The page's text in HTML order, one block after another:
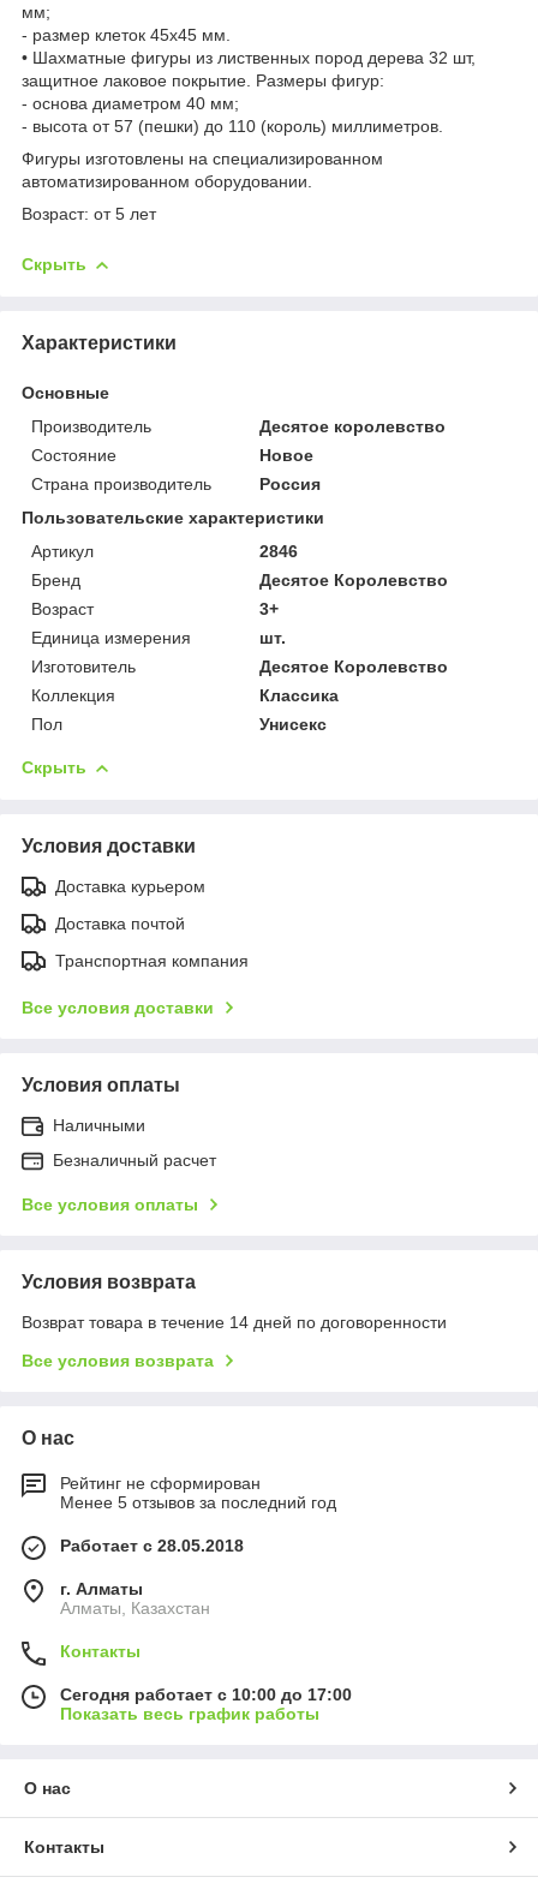
мм;
- размер клеток 45х45 мм.
• Шахматные фигуры из лиственных пород дерева 32 шт,
защитное лаковое покрытие. Размеры фигур:
- основа диаметром 40 мм;
- высота от 57 (пешки) до 110 (король) миллиметров.
Фигуры изготовлены на специализированном
автоматизированном оборудовании.
Возраст: от 5 лет
Скрыть
Характеристики
Основные
Производитель
Десятое королевство
Состояние
Новое
Страна производитель
Россия
Пользовательские характеристики
Артикул
2846
Бренд
Десятое Королевство
Возраст
3+
Единица измерения
шт.
Изготовитель
Десятое Королевство
Коллекция
Классика
Пол
Унисекс
Скрыть
Условия доставки
Доставка курьером
Доставка почтой
Транспортная компания
Все условия доставки
Условия оплаты
Наличными
Безналичный расчет
Все условия оплаты
Условия возврата
Возврат товара в течение 14 дней по договоренности
Все условия возврата
О нас
Рейтинг не сформирован
Менее 5 отзывов за последний год
Работает с 28.05.2018
г. Алматы
Алматы, Казахстан
Контакты
Сегодня работает с 10:00 до 17:00
Показать весь график работы
О нас
Контакты